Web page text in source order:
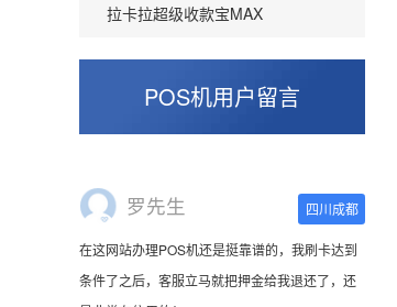
拉卡拉超级收款宝MAX
POS机用户留言
罗先生
条件了之后，客服立马就把押金给我退还了，还
是非常有信用的！
王女生 云南丽江
查了防伪码是正品，价格便宜，重要是好用，客
服特别耐心的教我，还说以后刷卡有问题都可以